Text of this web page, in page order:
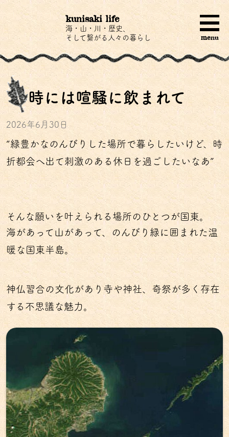
kunisaki life
海・山・川・歴史、
そして繋がる人々の暮らし
menu
時には喧騒に飲まれて
2026年6月30日
“緑豊かなのんびりした場所で暮らしたいけど、時
折都会へ出て刺激のある休日を過ごしたいなあ”
そんな願いを叶えられる場所のひとつが国東。
海があって山があって、のんびり緑に囲まれた温
暖な国東半島。
神仏習合の文化があり寺や神社、奇祭が多く存在
する不思議な魅力。